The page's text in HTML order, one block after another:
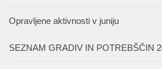
Opravljene aktivnosti v juniju
SEZNAM GRADIV IN POTREBŠČIN